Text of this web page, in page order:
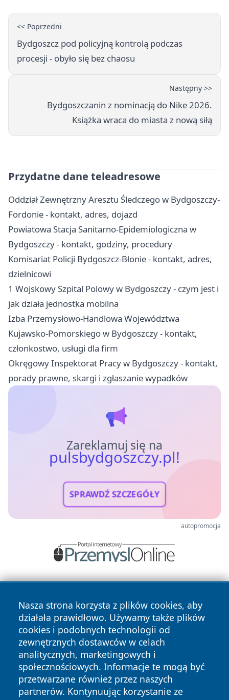
<< Poprzedni
Bydgoszcz pod policyjną kontrolą podczas
procesji - obyło się bez chaosu
Następny >>
Bydgoszczanin z nominacją do Nike 2026.
Książka wraca do miasta z nową siłą
Przydatne dane teleadresowe
Oddział Zewnętrzny Aresztu Śledczego w Bydgoszczy-
Fordonie - kontakt, adres, dojazd
Powiatowa Stacja Sanitarno-Epidemiologiczna w
Bydgoszczy - kontakt, godziny, procedury
Komisariat Policji Bydgoszcz-Błonie - kontakt, adres,
dzielnicowi
1 Wojskowy Szpital Polowy w Bydgoszczy - czym jest i
jak działa jednostka mobilna
Izba Przemysłowo-Handlowa Województwa
Kujawsko-Pomorskiego w Bydgoszczy - kontakt,
członkostwo, usługi dla firm
Okręgowy Inspektorat Pracy w Bydgoszczy - kontakt,
porady prawne, skargi i zgłaszanie wypadków
Zareklamuj się na
pulsbydgoszczy.pl!
SPRAWDŹ SZCZEGÓŁY
autopromocja
Nasza strona korzysta z plików cookies, aby
działała prawidłowo. Używamy także plików
cookies i podobnych technologii od
zewnętrznych dostawców w celach
analitycznych, marketingowych i
społecznościowych. Informacje te mogą być
przetwarzane również przez naszych
partnerów. Kontynuując korzystanie ze
Copyright © 2026 pulsbydgoszczy.pl Wszystkie prawa
zastrzeżone.
Polityka
Polityka